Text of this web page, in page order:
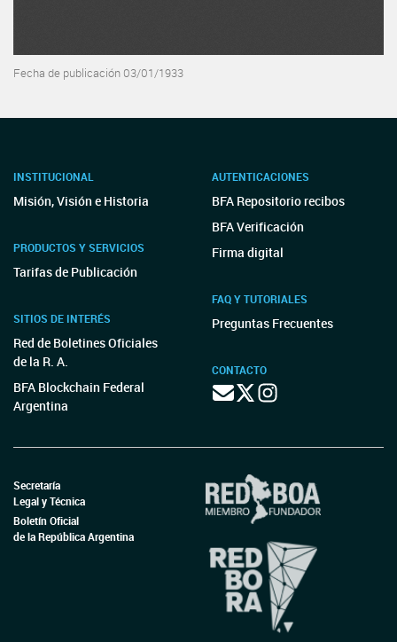
Fecha de publicación 03/01/1933
INSTITUCIONAL
Misión, Visión e Historia
PRODUCTOS Y SERVICIOS
Tarifas de Publicación
SITIOS DE INTERÉS
Red de Boletines Oficiales
de la R. A.
BFA Blockchain Federal
Argentina
AUTENTICACIONES
BFA Repositorio recibos
BFA Verificación
Firma digital
FAQ Y TUTORIALES
Preguntas Frecuentes
CONTACTO
Secretaría
Legal y Técnica
Boletín Oficial
de la República Argentina